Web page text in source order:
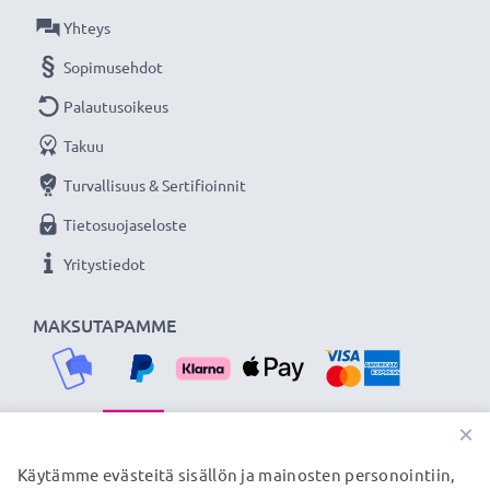
verkkokauppa, joka tarjoaa laadukkaita tuotteita, ja
siksi tarjoamme 36 kuukauden takuun!
MAKSUTAPAMME
Yhteys
Sopimusehdot
Palautusoikeus
Takuu
Turvallisuus & Sertifioinnit
Tietosuojaseloste
Yritystiedot
TOIMITUSKUMPPANIMME
×
Käytämme evästeitä sisällön ja mainosten personointiin,